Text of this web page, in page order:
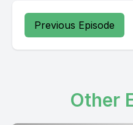
Previous Episode
Other